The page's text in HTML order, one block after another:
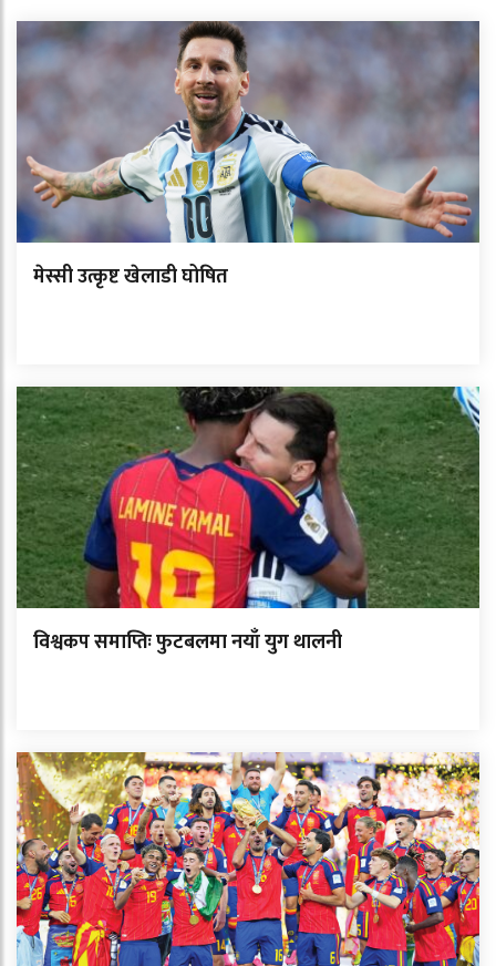
मेस्सी उत्कृष्ट खेलाडी घोषित
विश्वकप समाप्तिः फुटबलमा नयाँ युग थालनी